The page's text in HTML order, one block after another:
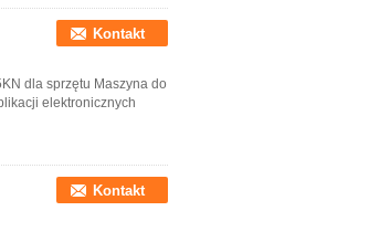
Kontakt
dla sprzętu Maszyna do
elektronicznych
Kontakt